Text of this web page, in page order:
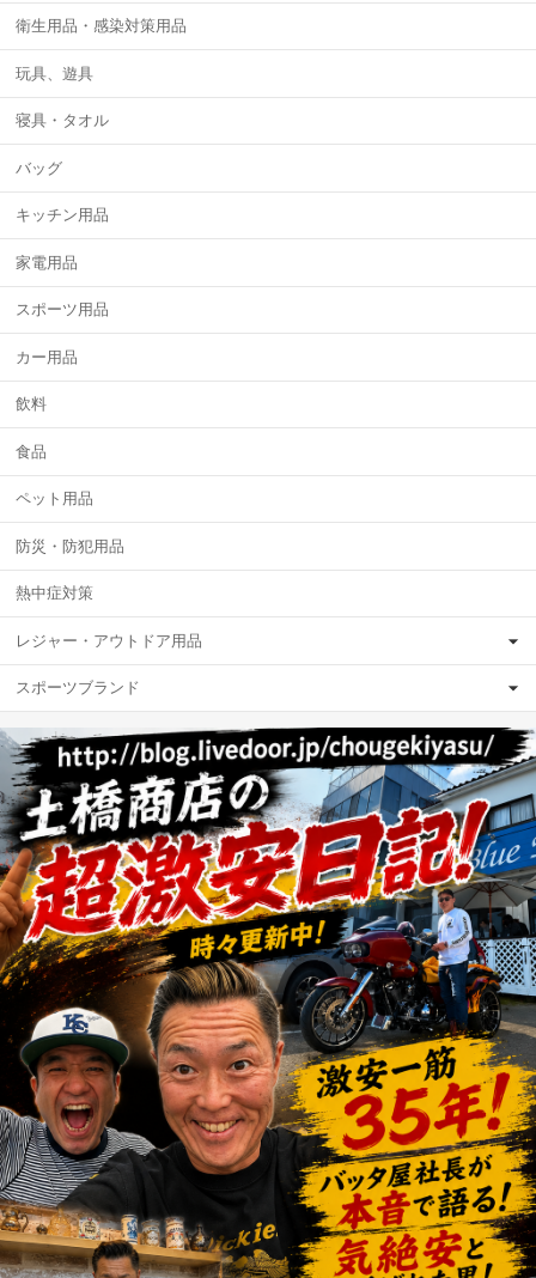
衛生用品・感染対策用品
玩具、遊具
寝具・タオル
バッグ
キッチン用品
家電用品
スポーツ用品
カー用品
飲料
食品
ペット用品
防災・防犯用品
熱中症対策
レジャー・アウトドア用品
スポーツブランド